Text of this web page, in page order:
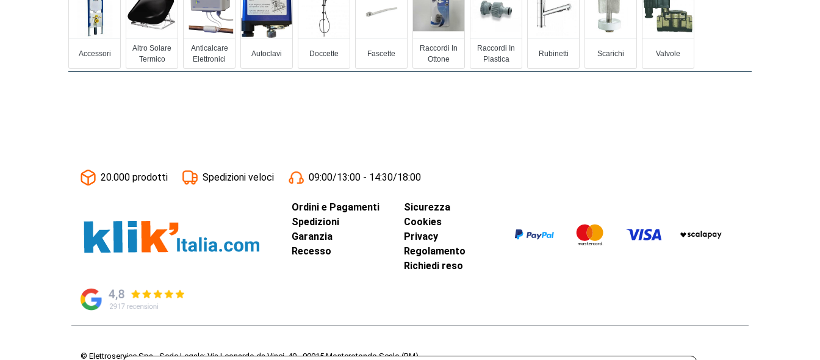
Accessori
Altro Solare
Termico
Anticalcare
Elettronici
Autoclavi Doccette Fascette
Raccordi In
Ottone
Raccordi In
Plastica
Rubinetti Scarichi Valvole
20.000 prodotti Spedizioni veloci 09:00/13:00 - 14:30/18:00
Ordini e Pagamenti
Spedizioni
Garanzia
Recesso
Sicurezza
Cookies
Privacy
Regolamento
Richiedi reso
© Elettroservice Spa - Sede Legale: Via Leonardo da Vinci, 40 - 00015 Monterotondo Scalo (RM)